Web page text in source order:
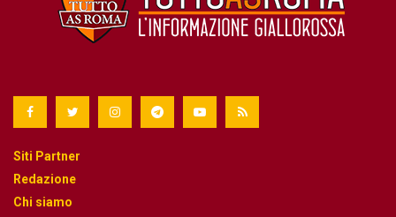
Siti Partner
Redazione
Chi siamo